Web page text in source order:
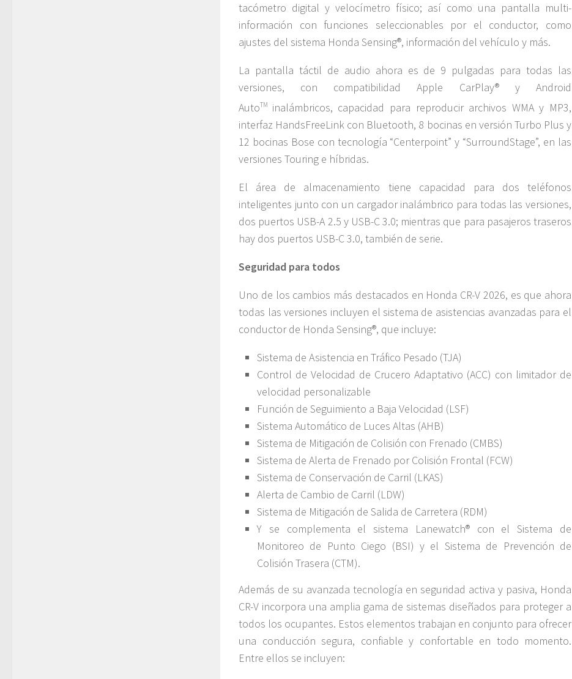
tacómetro digital y velocímetro físico; así como una pantalla multi-
información con funciones seleccionables por el conductor, como
ajustes del sistema Honda Sensing®, información del vehículo y más.
La pantalla táctil de audio ahora es de 9 pulgadas para todas las
versiones, con compatibilidad Apple CarPlay® y Android
AutoTM inalámbricos, capacidad para reproducir archivos WMA y MP3,
interfaz HandsFreeLink con Bluetooth, 8 bocinas en versión Turbo Plus y
12 bocinas Bose con tecnología “Centerpoint” y “SurroundStage”, en las
versiones Touring e híbridas.
El área de almacenamiento tiene capacidad para dos teléfonos
inteligentes junto con un cargador inalámbrico para todas las versiones,
dos puertos USB-A 2.5 y USB-C 3.0; mientras que para pasajeros traseros
hay dos puertos USB-C 3.0, también de serie.
Seguridad para todos
Uno de los cambios más destacados en Honda CR-V 2026, es que ahora
todas las versiones incluyen el sistema de asistencias avanzadas para el
conductor de Honda Sensing®, que incluye:
Sistema de Asistencia en Tráfico Pesado (TJA)
Control de Velocidad de Crucero Adaptativo (ACC) con limitador de
velocidad personalizable
Función de Seguimiento a Baja Velocidad (LSF)
Sistema Automático de Luces Altas (AHB)
Sistema de Mitigación de Colisión con Frenado (CMBS)
Sistema de Alerta de Frenado por Colisión Frontal (FCW)
Sistema de Conservación de Carril (LKAS)
Alerta de Cambio de Carril (LDW)
Sistema de Mitigación de Salida de Carretera (RDM)
Y se complementa el sistema Lanewatch® con el Sistema de
Monitoreo de Punto Ciego (BSI) y el Sistema de Prevención de
Colisión Trasera (CTM).
Además de su avanzada tecnología en seguridad activa y pasiva, Honda
CR-V incorpora una amplia gama de sistemas diseñados para proteger a
todos los ocupantes. Estos elementos trabajan en conjunto para ofrecer
una conducción segura, confiable y confortable en todo momento.
Entre ellos se incluyen: